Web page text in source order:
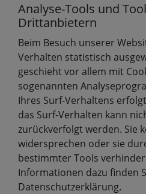
Analyse-Tools und
Drittanbietern
Beim Besuch unserer
Verhalten statistisch
geschieht vor allem mit
sogenannten
Ihres Surf-Verhaltens
das Surf-Verhalten kann
zurückverfolgt werden. Sie
widersprechen oder sie
bestimmter Tools
Informationen dazu finden
Datenschutzerklärung.